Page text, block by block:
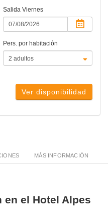
Salida Viernes
Pers. por habitación
Ver disponibilidad
MÁS INFORMACIÓN
en el Hotel Alpes